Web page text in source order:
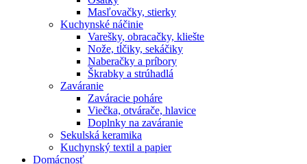
Masľovačky, stierky
Kuchynské náčinie
Varešky, obracačky, kliešte
Nože, tĺčiky, sekáčiky
Naberačky a príbory
Škrabky a strúhadlá
Zaváranie
Zaváracie poháre
Viečka, otvárače, hlavice
Doplnky na zaváranie
Sekulská keramika
Kuchynský textil a papier
Domácnosť